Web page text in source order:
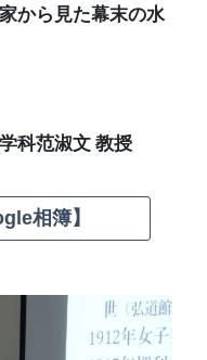
から見た幕末の水
科范淑文 教授
相簿】